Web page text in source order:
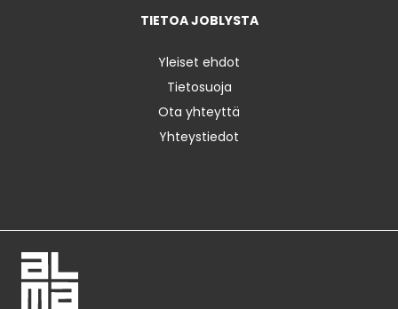
TIETOA JOBLYSTA
Yleiset ehdot
Tietosuoja
Ota yhteyttä
Yhteystiedot